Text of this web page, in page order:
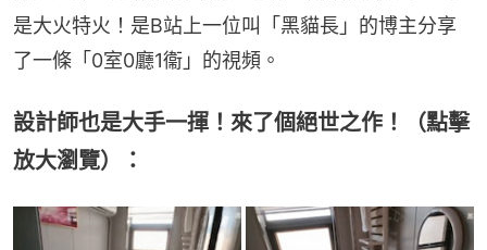
是大火特火！是B站上一位叫「黑貓長」的博主分享
了一條「0室0廳1衞」的視頻。
設計師也是大手一揮！來了個絕世之作！（點擊
放大瀏覽）：